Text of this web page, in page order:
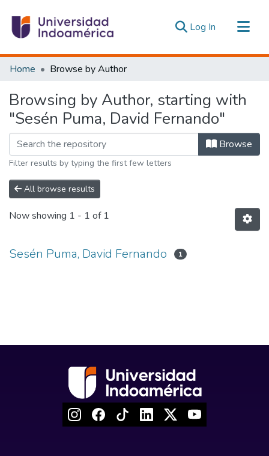
Log In (current)
Communities & Collections
Estadísticas Externas
Home Browse by Author
Browsing by Author, starting with
"Sesén Puma, David Fernando"
Browse
Filter results by typing the first few letters
All browse results
Now showing 1 - 1 of 1
Sesén Puma, David Fernando 1